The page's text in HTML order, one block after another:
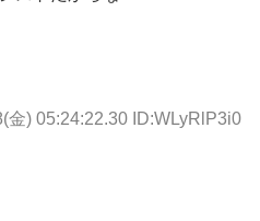
金) 05:24:22.30 ID:WLyRlP3i0